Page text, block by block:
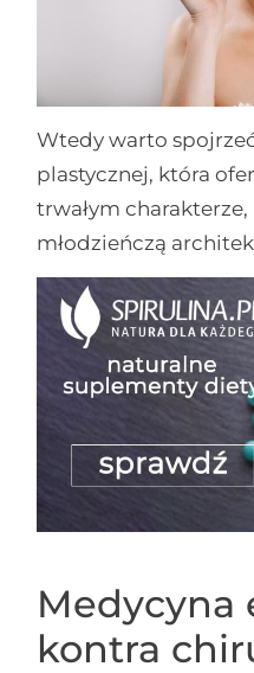
Wtedy warto
plastycznej, która
trwałym
młodzieńczą
Medycyna
kontra